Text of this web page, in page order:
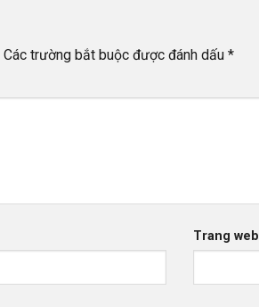
Các trường bắt buộc được đánh dấu *
Trang web